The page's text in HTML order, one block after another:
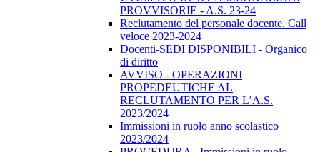
PROVVISORIE - A.S. 23-24
Reclutamento del personale docente. Call
veloce 2023-2024
Docenti-SEDI DISPONIBILI - Organico
di diritto
AVVISO - OPERAZIONI
PROPEDEUTICHE AL
RECLUTAMENTO PER L’A.S.
2023/2024
Immissioni in ruolo anno scolastico
2023/2024